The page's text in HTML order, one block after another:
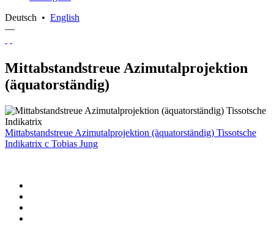
Deutsch • English
—
Mittabstandstreue Azimutalprojektion
(äquatorständig)
Mittabstandstreue Azimutalprojektion (äquatorständig) Tissotsche
Indikatrix c Tobias Jung